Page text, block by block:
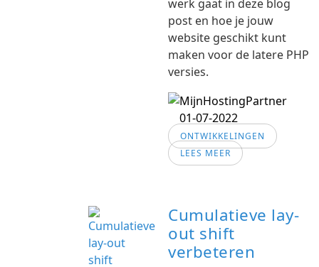
werk gaat in deze blog
post en hoe je jouw
website geschikt kunt
maken voor de latere PHP
versies.
01-07-2022
ONTWIKKELINGEN
LEES MEER
Cumulatieve lay-
out shift
verbeteren